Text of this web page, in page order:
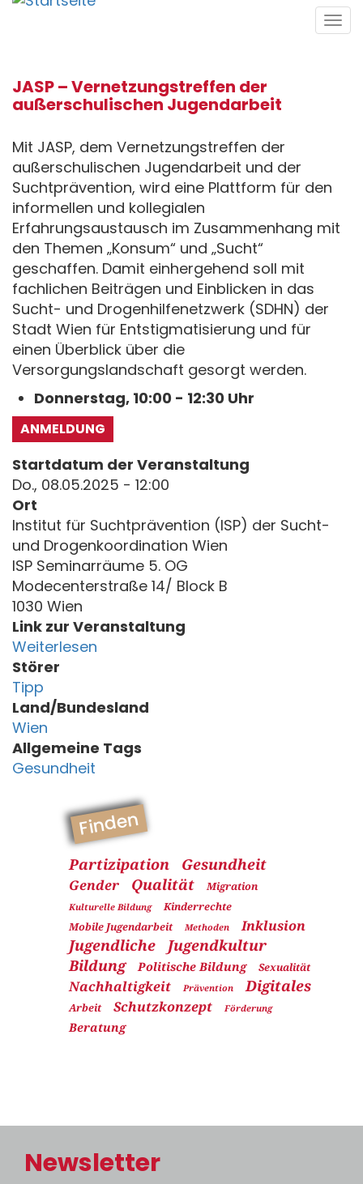
Direkt
JASP – Vernetzungstreffen der
außerschulischen Jugendarbeit
Mit JASP, dem Vernetzungstreffen der
außerschulischen Jugendarbeit und der
Suchtprävention, wird eine Plattform für den
informellen und kollegialen
Erfahrungsaustausch im Zusammenhang mit
den Themen „Konsum“ und „Sucht“
geschaffen. Damit einhergehend soll mit
fachlichen Beiträgen und Einblicken in das
Sucht- und Drogenhilfenetzwerk (SDHN) der
Stadt Wien für Entstigmatisierung und für
einen Überblick über die
Versorgungslandschaft gesorgt werden.
Donnerstag, 10:00 - 12:30 Uhr
ANMELDUNG
Startdatum der Veranstaltung
Do., 08.05.2025 - 12:00
Ort
Institut für Suchtprävention (ISP) der Sucht-
und Drogenkoordination Wien
ISP Seminarräume 5. OG
Modecenterstraße 14/ Block B
1030 Wien
Link zur Veranstaltung
Weiterlesen
Störer
Tipp
Land/Bundesland
Wien
Allgemeine Tags
Gesundheit
Finden
Partizipation Gesundheit
Gender Qualität Migration
Kulturelle Bildung
Kinderrechte
Mobile Jugendarbeit
Methoden Inklusion
Jugendliche
Jugendkultur
Bildung
Politische Bildung Sexualität
Nachhaltigkeit Prävention Digitales
Arbeit Schutzkonzept Förderung
Beratung
Newsletter